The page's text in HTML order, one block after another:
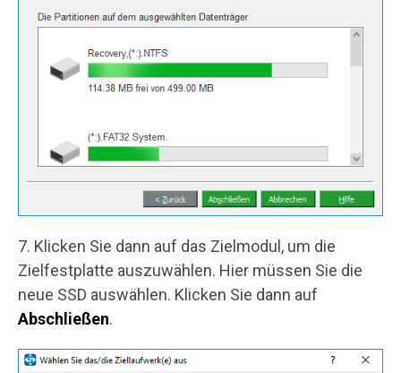
7. Klicken Sie dann auf das Zielmodul, um die
Zielfestplatte auszuwählen. Hier müssen Sie die
neue SSD auswählen. Klicken Sie dann auf
Abschließen.